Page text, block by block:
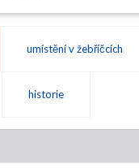
umístění v žebříčcích
historie